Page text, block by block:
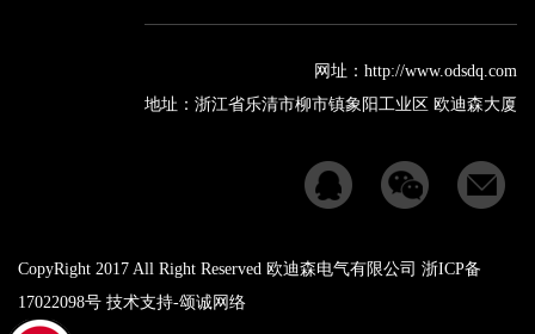
网址：http://www.odsdq.com
地址：浙江省乐清市柳市镇象阳工业区 欧迪森大厦
CopyRight 2017 All Right Reserved 欧迪森电气有限公司 浙ICP备
17022098号 技术支持-颂诚网络